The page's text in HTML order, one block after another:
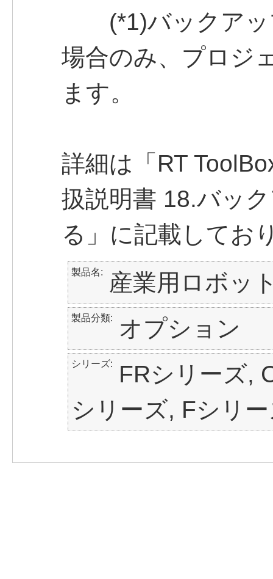
(*1)バックアッ
場合のみ、プロジ
ます。
詳細は「RT
扱説明書 18.バッ
る」に記載してお
製品名 産業用ロボッ
製品分類 オプション
シリーズ
FRシリーズ,
シリーズ, Fシリ